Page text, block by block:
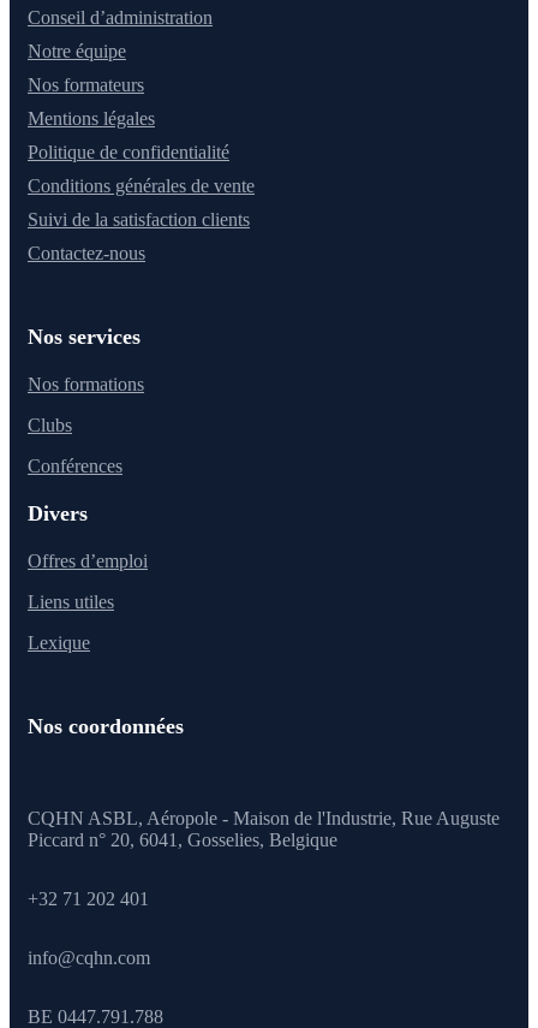
Conseil d’administration
Notre équipe
Nos formateurs
Mentions légales
Politique de confidentialité
Conditions générales de vente
Suivi de la satisfaction clients
Contactez-nous
Nos services
Nos formations
Clubs
Conférences
Divers
Offres d’emploi
Liens utiles
Lexique
Nos coordonnées
CQHN ASBL, Aéropole - Maison de l'Industrie, Rue Auguste
Piccard n° 20, 6041, Gosselies, Belgique
+32 71 202 401
info@cqhn.com
BE 0447.791.788